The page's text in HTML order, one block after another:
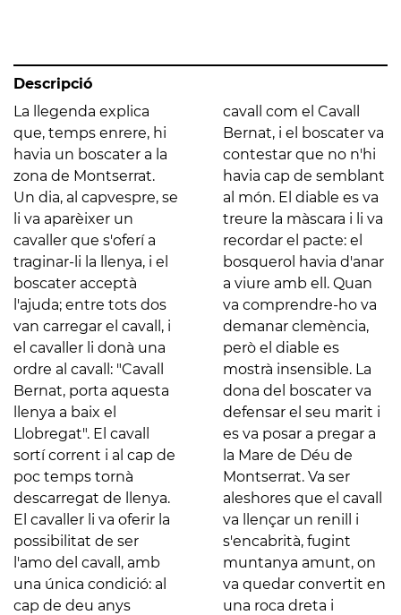
Descripció
La llegenda explica
que, temps enrere, hi
havia un boscater a la
zona de Montserrat.
Un dia, al capvespre, se
li va aparèixer un
cavaller que s'oferí a
traginar-li la llenya, i el
boscater acceptà
l'ajuda; entre tots dos
van carregar el cavall, i
el cavaller li donà una
ordre al cavall: "Cavall
Bernat, porta aquesta
llenya a baix el
Llobregat". El cavall
sortí corrent i al cap de
poc temps tornà
descarregat de llenya.
El cavaller li va oferir la
possibilitat de ser
l'amo del cavall, amb
una única condició: al
cap de deu anys
cavall com el Cavall
Bernat, i el boscater va
contestar que no n'hi
havia cap de semblant
al món. El diable es va
treure la màscara i li va
recordar el pacte: el
bosquerol havia d'anar
a viure amb ell. Quan
va comprendre-ho va
demanar clemència,
però el diable es
mostrà insensible. La
dona del boscater va
defensar el seu marit i
es va posar a pregar a
la Mare de Déu de
Montserrat. Va ser
aleshores que el cavall
va llençar un renill i
s'encabrità, fugint
muntanya amunt, on
va quedar convertit en
una roca dreta i